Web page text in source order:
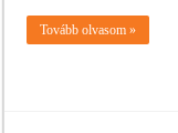
Tovább olvasom »